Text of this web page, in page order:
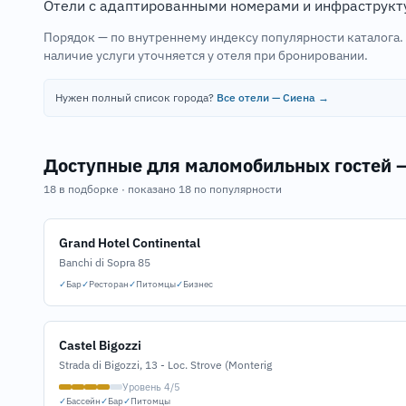
Отели с адаптированными номерами и
Порядок — по внутреннему индексу популярности
наличие услуги уточняется у отеля при бронировании.
Нужен полный список города? Все отели — Сиена →
Доступные для маломобильных гостей
18 в подборке · показано 18 по популярности
Grand Hotel Continental
Banchi di Sopra 85
✓Бар✓Ресторан✓Питомцы✓Бизнес
Castel Bigozzi
Strada di Bigozzi, 13 - Loc. Strove (Monterig
Уровень 4/5
✓Бассейн✓Бар✓Питомцы